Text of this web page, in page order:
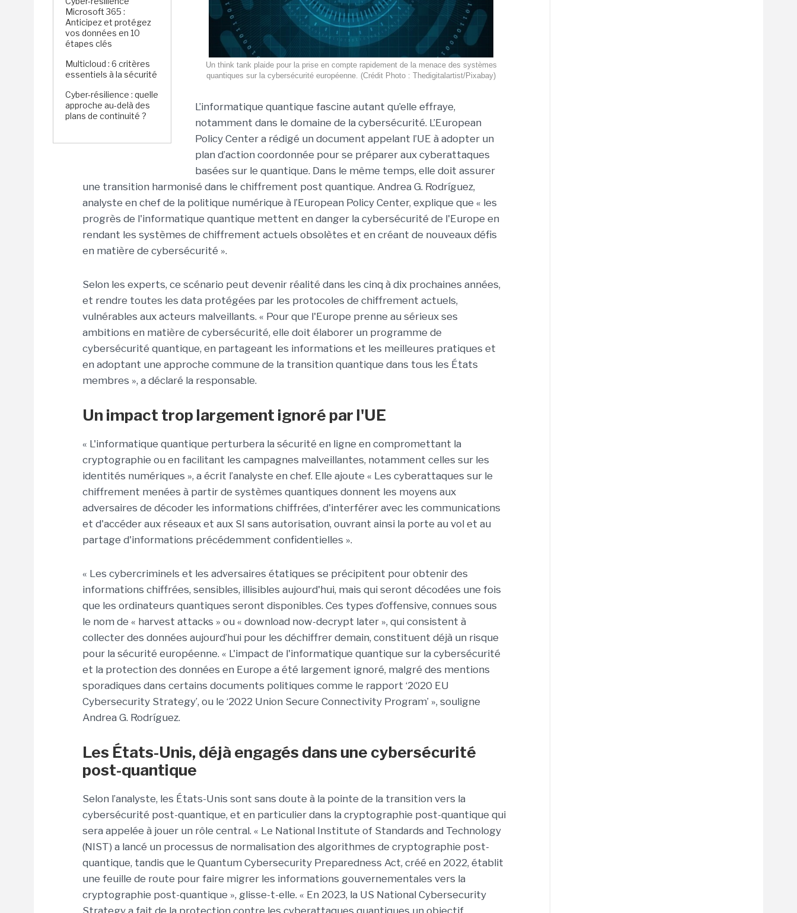
Microsoft 365 :
Anticipez et protégez
vos données en 10
étapes clés
Multicloud : 6 critères
essentiels à la sécurité
Cyber-résilience : quelle
approche au-delà des
plans de continuité ?
Un think tank plaide pour la prise en compte rapidement de la menace des systèmes
quantiques sur la cybersécurité européenne. (Crédit Photo : Thedigitalartist/Pixabay)
L’informatique quantique fascine autant qu’elle effraye,
notamment dans le domaine de la cybersécurité. L’European
Policy Center a rédigé un document appelant l’UE à adopter un
plan d’action coordonnée pour se préparer aux cyberattaques
basées sur le quantique. Dans le même temps, elle doit assurer
une transition harmonisé dans le chiffrement post quantique. Andrea G. Rodríguez,
analyste en chef de la politique numérique à l’European Policy Center, explique que « les
progrès de l'informatique quantique mettent en danger la cybersécurité de l'Europe en
rendant les systèmes de chiffrement actuels obsolètes et en créant de nouveaux défis
en matière de cybersécurité ».
Selon les experts, ce scénario peut devenir réalité dans les cinq à dix prochaines années,
et rendre toutes les data protégées par les protocoles de chiffrement actuels,
vulnérables aux acteurs malveillants. « Pour que l'Europe prenne au sérieux ses
ambitions en matière de cybersécurité, elle doit élaborer un programme de
cybersécurité quantique, en partageant les informations et les meilleures pratiques et
en adoptant une approche commune de la transition quantique dans tous les États
membres », a déclaré la responsable.
Un impact trop largement ignoré par l'UE
« L'informatique quantique perturbera la sécurité en ligne en compromettant la
cryptographie ou en facilitant les campagnes malveillantes, notamment celles sur les
identités numériques », a écrit l’analyste en chef. Elle ajoute « Les cyberattaques sur le
chiffrement menées à partir de systèmes quantiques donnent les moyens aux
adversaires de décoder les informations chiffrées, d'interférer avec les communications
et d'accéder aux réseaux et aux SI sans autorisation, ouvrant ainsi la porte au vol et au
partage d'informations précédemment confidentielles ».
« Les cybercriminels et les adversaires étatiques se précipitent pour obtenir des
informations chiffrées, sensibles, illisibles aujourd'hui, mais qui seront décodées une fois
que les ordinateurs quantiques seront disponibles. Ces types d’offensive, connues sous
le nom de « harvest attacks » ou « download now-decrypt later », qui consistent à
collecter des données aujourd’hui pour les déchiffrer demain, constituent déjà un risque
pour la sécurité européenne. « L'impact de l'informatique quantique sur la cybersécurité
et la protection des données en Europe a été largement ignoré, malgré des mentions
sporadiques dans certains documents politiques comme le rapport ‘2020 EU
Cybersecurity Strategy’, ou le ‘2022 Union Secure Connectivity Program’ », souligne
Andrea G. Rodríguez.
Les États-Unis, déjà engagés dans une cybersécurité
post-quantique
Selon l’analyste, les États-Unis sont sans doute à la pointe de la transition vers la
cybersécurité post-quantique, et en particulier dans la cryptographie post-quantique qui
sera appelée à jouer un rôle central. « Le National Institute of Standards and Technology
(NIST) a lancé un processus de normalisation des algorithmes de cryptographie post-
quantique, tandis que le Quantum Cybersecurity Preparedness Act, créé en 2022, établit
une feuille de route pour faire migrer les informations gouvernementales vers la
cryptographie post-quantique », glisse-t-elle. « En 2023, la US National Cybersecurity
Strategy a fait de la protection contre les cyberattaques quantiques un objectif